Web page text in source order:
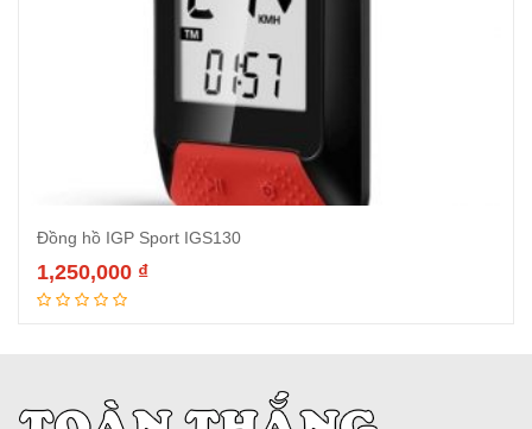
Đồng hồ IGP Sport IGS130
1,250,000 ₫